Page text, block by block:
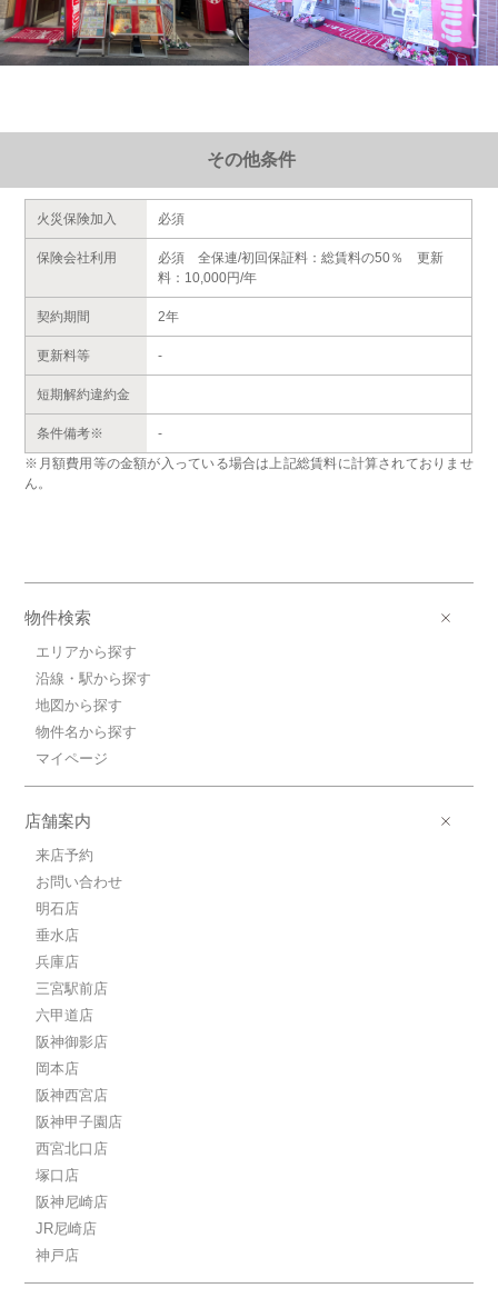
その他条件
火災保険加入 必須
保険会社利用
必須 全保連/初回保証料：総賃料の50％ 更新
料：10,000円/年
契約期間 2年
更新料等 -
短期解約違約金
条件備考※
-
※月額費用等の金額が入っている場合は上記総賃料に計算されておりませ
ん。
物件検索
エリアから探す
沿線・駅から探す
地図から探す
物件名から探す
マイページ
店舗案内
来店予約
お問い合わせ
明石店
垂水店
兵庫店
三宮駅前店
六甲道店
阪神御影店
岡本店
阪神西宮店
阪神甲子園店
西宮北口店
塚口店
阪神尼崎店
JR尼崎店
神戸店